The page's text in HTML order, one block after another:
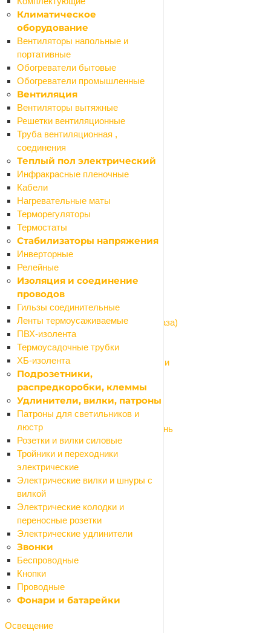
Климатическое
оборудование
Вентиляторы напольные и
портативные
Обогреватели бытовые
Обогреватели промышленные
Вентиляция
Вентиляторы вытяжные
Решетки вентиляционные
Труба вентиляционная ,
соединения
Теплый пол электрический
Инфракрасные пленочные
Кабели
Нагревательные маты
Терморегуляторы
Термостаты
Стабилизаторы напряжения
Инверторные
Релейные
Изоляция и соединение
проводов
Гильзы соединительные
Ленты термоусаживаемые
ПВХ-изолента
Термоусадочные трубки
ХБ-изолента
Подрозетники,
распредкоробки, клеммы
Удлинители, вилки, патроны
Патроны для светильников и
люстр
Розетки и вилки силовые
Тройники и переходники
электрические
Электрические вилки и шнуры с
вилкой
Электрические колодки и
переносные розетки
Электрические удлинители
Звонки
Беспроводные
Кнопки
Проводные
Фонари и батарейки
Освещение
Панели для экранов
Рамы для экранов
Стальные
Санфаянс
Назад
Санфаянс
Биде
Крышки (сиденья) на унитаз
Писсуары
Раковины, умывальники
Унитазы компакт
Унитазы подвесные
Унитазы напольные (чаша "генуа")
Крепления для унитазов
Прокладки
Лента бордюрная для ванн
Водоснабжение и отопление
Назад
Водоснабжение и отопление
Котлы газовые и электрические
Водоснабжение
Назад
Водоснабжение
Водомеры и газовые счетчики
Гибкая подводка (шланги для воды и газа)
Запорная арматура
Изоляция для труб
Трубы и фитинги из нержавеющей стали
Трубы и фитинги металлопластик
Трубы и фитинги ПНД
Трубы и фитинги полипропилен
Фильтры для питьевой воды
Фитинги и комплектующие бронза/латунь
Фитинги стальные и чугунные
Система водяного отопления
Назад
Система водяного отопления
Водяной теплый пол
Коллекторы и комплектующие
Насосы циркуляционные
Полотенцесушители
Радиаторы
Шкафы коллекторные
Водонагреватели
Назад
Водонагреватели
Водонагреватели проточные